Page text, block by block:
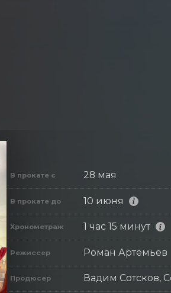
В прокате с 28 мая
В прокате до 10 июня
Хронометраж 1 час 15 минут
Режиссер Роман Артемьев
Продюсер Вадим Сотсков,